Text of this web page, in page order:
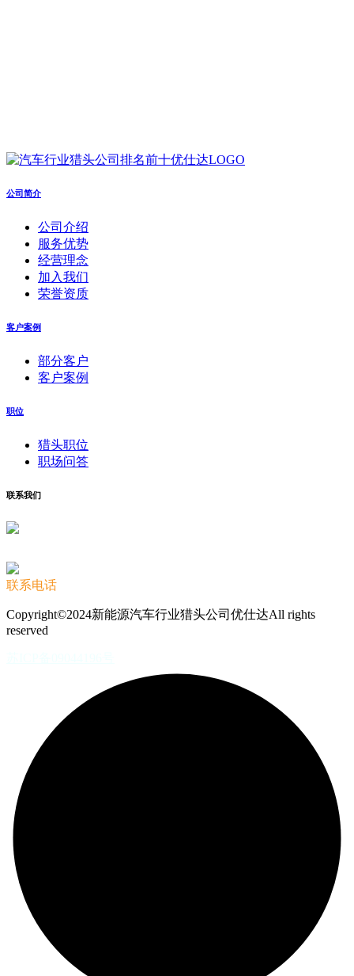
公司简介
公司介绍
服务优势
经营理念
加入我们
荣誉资质
客户案例
部分客户
客户案例
职位
猎头职位
职场问答
联系我们
联系电话
Copyright©2024新能源汽车行业猎头公司优仕达All rights
reserved